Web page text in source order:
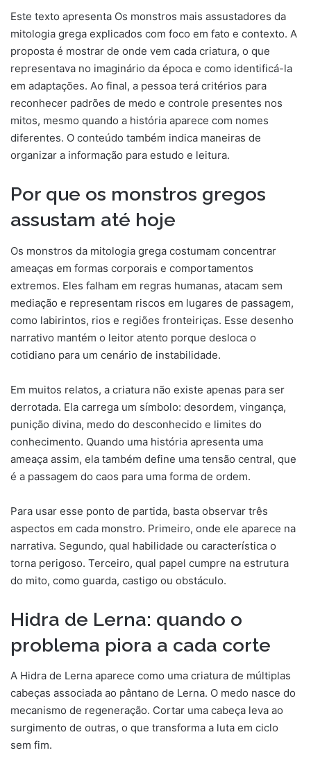
Este texto apresenta Os monstros mais assustadores da
mitologia grega explicados com foco em fato e contexto. A
proposta é mostrar de onde vem cada criatura, o que
representava no imaginário da época e como identificá-la
em adaptações. Ao final, a pessoa terá critérios para
reconhecer padrões de medo e controle presentes nos
mitos, mesmo quando a história aparece com nomes
diferentes. O conteúdo também indica maneiras de
organizar a informação para estudo e leitura.
Por que os monstros gregos
assustam até hoje
Os monstros da mitologia grega costumam concentrar
ameaças em formas corporais e comportamentos
extremos. Eles falham em regras humanas, atacam sem
mediação e representam riscos em lugares de passagem,
como labirintos, rios e regiões fronteiriças. Esse desenho
narrativo mantém o leitor atento porque desloca o
cotidiano para um cenário de instabilidade.
Em muitos relatos, a criatura não existe apenas para ser
derrotada. Ela carrega um símbolo: desordem, vingança,
punição divina, medo do desconhecido e limites do
conhecimento. Quando uma história apresenta uma
ameaça assim, ela também define uma tensão central, que
é a passagem do caos para uma forma de ordem.
Para usar esse ponto de partida, basta observar três
aspectos em cada monstro. Primeiro, onde ele aparece na
narrativa. Segundo, qual habilidade ou característica o
torna perigoso. Terceiro, qual papel cumpre na estrutura
do mito, como guarda, castigo ou obstáculo.
Hidra de Lerna: quando o
problema piora a cada corte
A Hidra de Lerna aparece como uma criatura de múltiplas
cabeças associada ao pântano de Lerna. O medo nasce do
mecanismo de regeneração. Cortar uma cabeça leva ao
surgimento de outras, o que transforma a luta em ciclo
sem fim.